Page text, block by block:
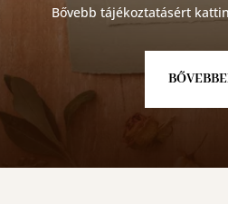
Bővebb tájékoztatásért